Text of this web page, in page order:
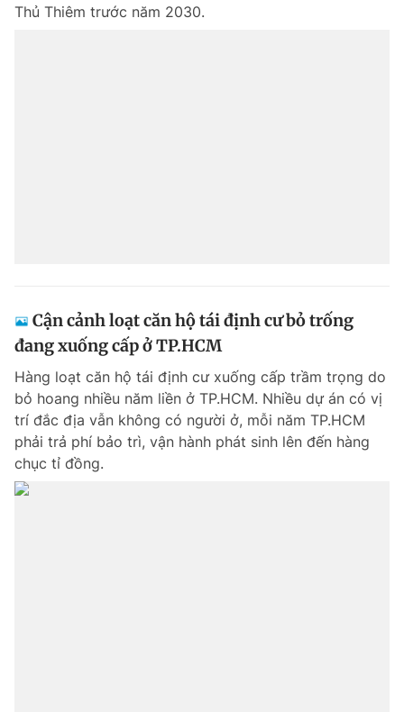
Thủ Thiêm trước năm 2030.
Cận cảnh loạt căn hộ tái định cư bỏ trống
đang xuống cấp ở TP.HCM
Hàng loạt căn hộ tái định cư xuống cấp trầm trọng do
bỏ hoang nhiều năm liền ở TP.HCM. Nhiều dự án có vị
trí đắc địa vẫn không có người ở, mỗi năm TP.HCM
phải trả phí bảo trì, vận hành phát sinh lên đến hàng
chục tỉ đồng.